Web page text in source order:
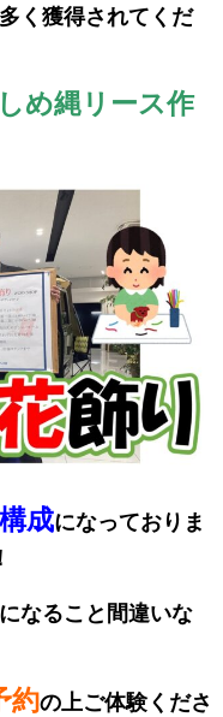
く獲得されてくだ
しめ縄リース作
成になっておりま
なること間違いな
約の上ご体験くださ